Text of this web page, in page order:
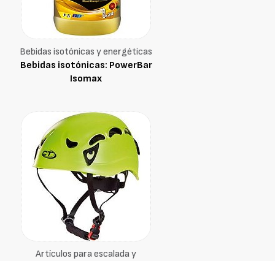
Bebidas isotónicas y energéticas
Bebidas isotónicas: PowerBar
Isomax
Artículos para escalada y